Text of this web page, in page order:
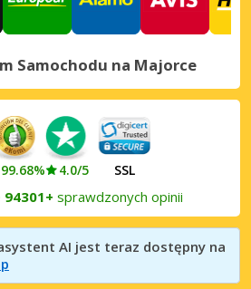
Hiszpania
Hiszpania
Nova
Hiszpania
de Alcudia
Alcudia, Hiszpania
Samochodu na Majorce
99.68% 4.0/5 SSL
94301+ sprawdzonych opinii
AI jest teraz dostępny na